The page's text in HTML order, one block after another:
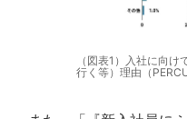
（図表1）入社に向
行く等）理由（